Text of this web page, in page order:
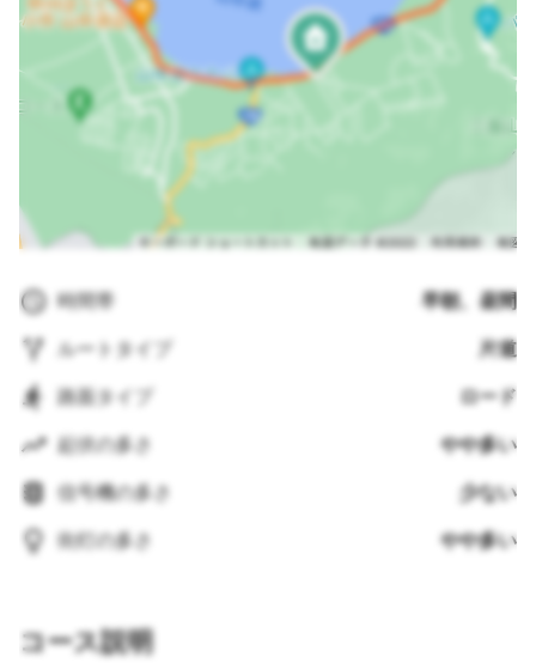
時間帯 早朝、昼間
ルートタイプ 片道
路面タイプ ロード
起伏の多さ やや多い
信号機の多さ 少ない
街灯の多さ やや多い
コース説明